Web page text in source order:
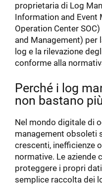
proprietaria di Log
Information and Event
Operation Center
and Management) per
log e la rilevazione
conforme alla
Perché i log
non bastano
Nel mondo digitale di
management obsoleti
crescenti, inefficienze
normative. Le aziende
proteggere i propri
semplice raccolta dei